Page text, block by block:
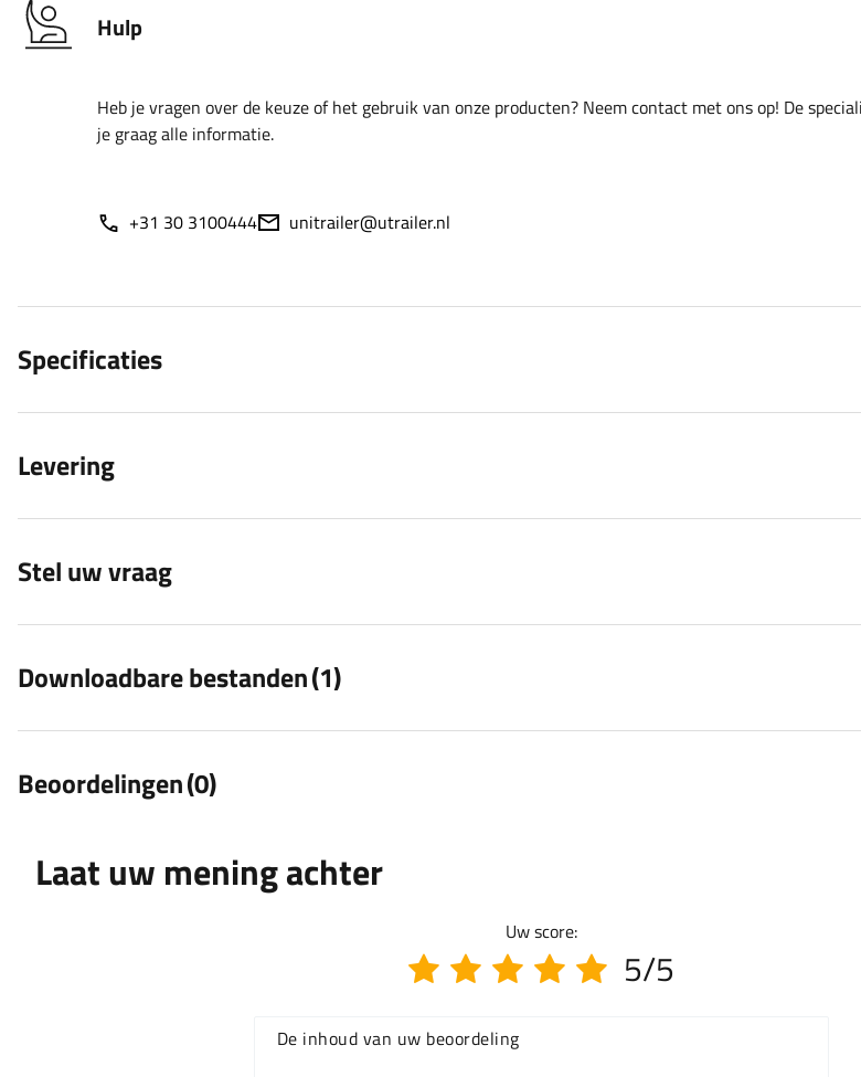
Hulp
Heb je vragen over de keuze of het gebruik van onze producten? Neem contact met ons op! De
je graag alle informatie.
+31 30 3100444 unitrailer@utrailer.nl
Specificaties
Levering
Stel uw vraag
Downloadbare bestanden(1)
Beoordelingen(0)
Laat uw mening achter
Uw score:
5/5
De inhoud van uw beoordeling